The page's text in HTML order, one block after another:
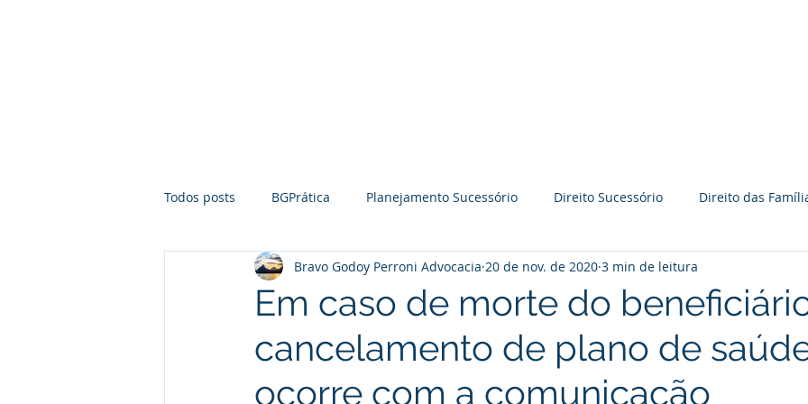
Todos posts BGPrática Planejamento Sucessório Direito Sucessório Direito das
Empreendedorismo Mediaçāo Práticas Colaborativas Reflexões
Direito Empresarial Direito Imobiliário Processo judicial Prevenção de
Em caso de morte do
cancelamento de plano de
ocorre com a comunicação
Bravo Godoy Perroni Advocacia 20 de nov. de 2020 3 min de leitura